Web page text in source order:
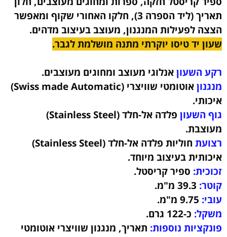
תאריך (ליד הספרה 3), חלקו האחורי שקוף ומאפשר
הצצה לפעילות המנגנון, מעוצב בעיצוב מדהים.
שעון יד טיסו יוקרתי מתנה מושלמת לגבר.
רקע השעוןאנלוגי מעוצב ומחוגים מעוצבים.
מנגנון
אוטומטי שוויצרי (Swiss made Automatic)
איכותי.
גוף השעוןפלדה אל-חלד (Stainless Steel)
מעוצבת.
רצועת
חוליות פלדה אל-חלד (Stainless Steel)
איכותיתבעיצוב מיוחד.
זכוכית:ספיר קריסטל.
קוטר:39.3
מ"מ.
עובי:9.75
מ"מ.
משקל:כ-122 גרם
.
פונקציות נוספות: תאריך, מנגנון שוויצרי אוטומטי